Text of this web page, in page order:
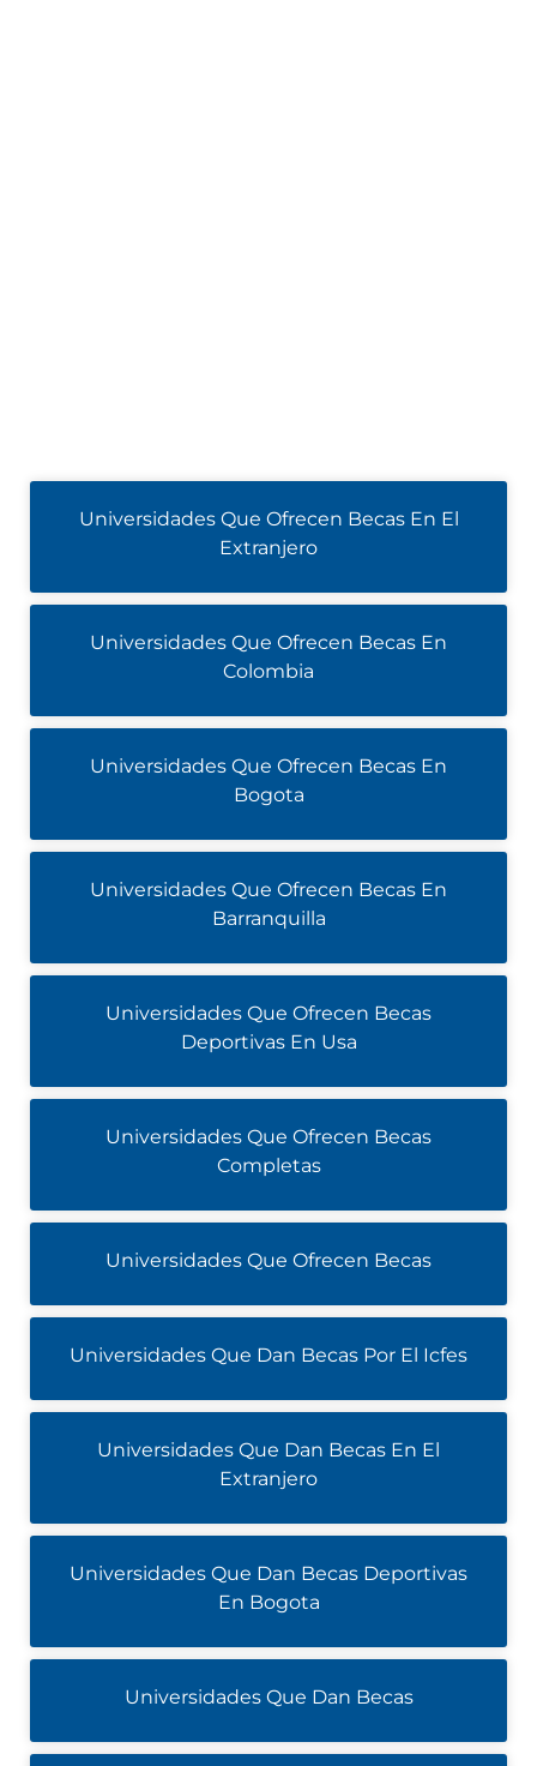
Universidades Que Ofrecen Becas En El
Extranjero
Universidades Que Ofrecen Becas En
Colombia
Universidades Que Ofrecen Becas En
Bogota
Universidades Que Ofrecen Becas En
Barranquilla
Universidades Que Ofrecen Becas
Deportivas En Usa
Universidades Que Ofrecen Becas
Completas
Universidades Que Ofrecen Becas
Universidades Que Dan Becas Por El Icfes
Universidades Que Dan Becas En El
Extranjero
Universidades Que Dan Becas Deportivas
En Bogota
Universidades Que Dan Becas